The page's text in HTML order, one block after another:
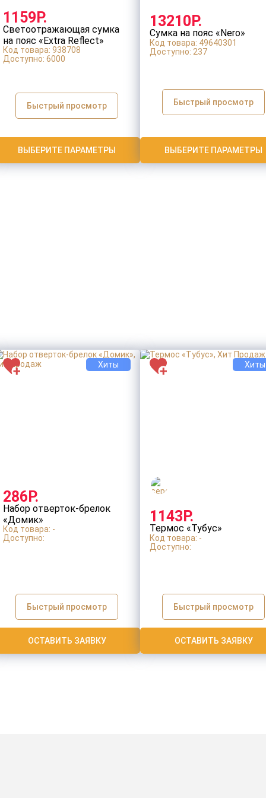
1159Р.
Светоотражающая сумка
на пояс «Extra Reflect»
Код товара: 938708
Доступно: 6000
Быстрый просмотр
ВЫБЕРИТЕ ПАРАМЕТРЫ
13210Р.
Сумка на пояс «Nero»
Код товара: 49640301
Доступно: 237
Быстрый просмотр
ВЫБЕРИТЕ ПАРАМЕТРЫ
Хиты
286Р.
Набор отверток-брелок
«Домик»
Код товара: -
Доступно:
Быстрый просмотр
ОСТАВИТЬ ЗАЯВКУ
Хиты
1143Р.
Термос «Тубус»
Код товара: -
Доступно:
Быстрый просмотр
ОСТАВИТЬ ЗАЯВКУ